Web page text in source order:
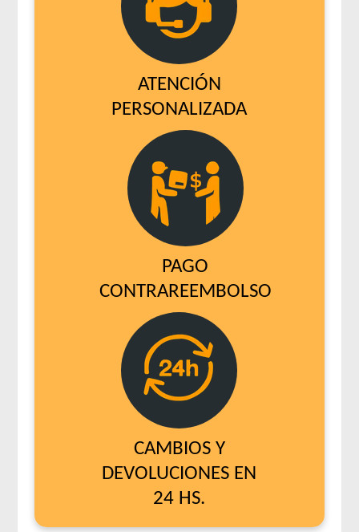
ATENCIÓN
PERSONALIZADA
PAGO
CONTRAREEMBOLSO
CAMBIOS Y
DEVOLUCIONES EN
24 HS.